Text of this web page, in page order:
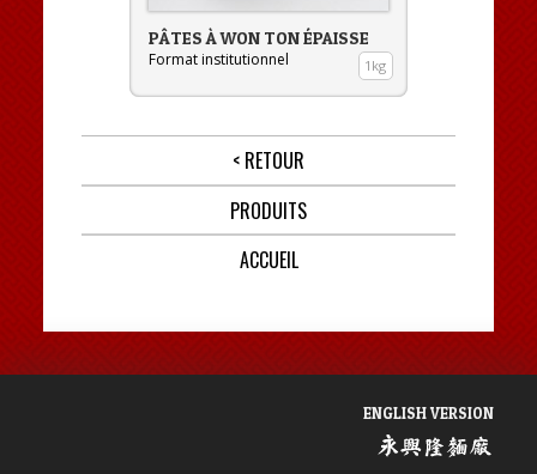
PÂTES À WON TON ÉPAISSE
Format institutionnel 1kg
< RETOUR
PRODUITS
ACCUEIL
ENGLISH VERSION